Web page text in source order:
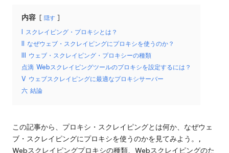
無
料
ト
ラ
イ
ア
ル
]
ル、
Web
イ
ピ
内容 隠す
スクレイピング・プロキシとは？
なぜウェブ・スクレイピングにプロキシを使うのか？
ウェブ・スクレイピング・プロキシーの種類
点滴 Webスクレイピングツールのプロキシを設定するには？
V ウェブスクレイピングに最適なプロキシサーバー
六 結論
この記事から、プロキシ・スクレイピングとは何か、なぜウェ
ブ・スクレイピングにプロキシを使うのかを見てみよう。 ,
Webスクレイピングプロキシの種類、Webスクレイピングのた